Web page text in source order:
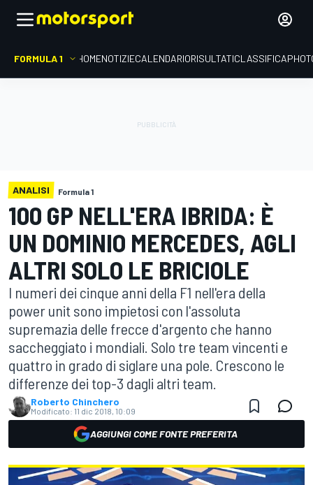
FORMULA 1 HOMENOTIZIECALENDARIORISULTATICLASSIFICA
ANALISI Formula 1
100 GP NELL'ERA IBRIDA: È
UN DOMINIO MERCEDES, AGLI
ALTRI SOLO LE BRICIOLE
I numeri dei cinque anni della F1 nell'era della
power unit sono impietosi con l'assoluta
supremazia delle frecce d'argento che hanno
saccheggiato i mondiali. Solo tre team vincenti e
quattro in grado di siglare una pole. Crescono le
differenze dei top-3 dagli altri team.
Roberto Chinchero
Modificato: 11 dic 2018, 10:09
AGGIUNGI COME FONTE PREFERITA